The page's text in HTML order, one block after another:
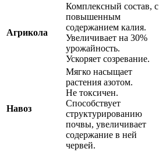
Агрикола
Комплексный состав, с
повышенным
содержанием калия.
Увеличивает на 30%
урожайность.
Ускоряет созревание.
Навоз
Мягко насыщает
растения азотом.
Не токсичен.
Способствует
структурированию
почвы, увеличивает
содержание в ней
червей.